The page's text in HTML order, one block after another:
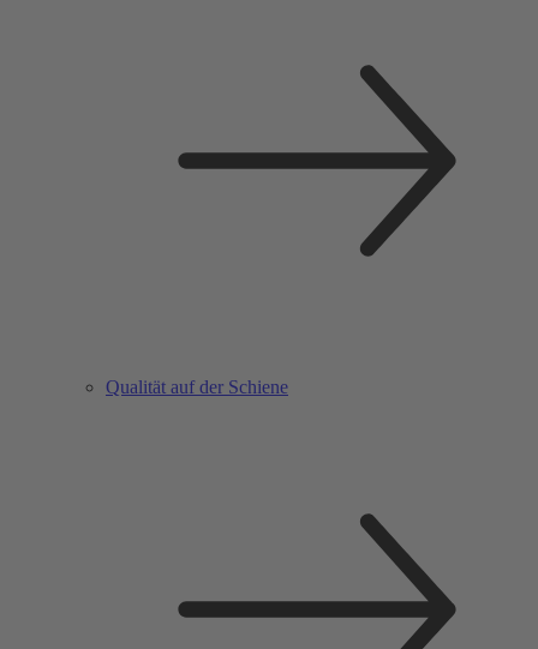
Qualität auf der Schiene